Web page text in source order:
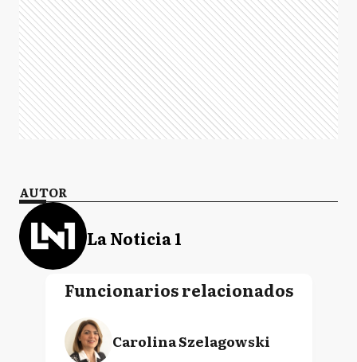
AUTOR
La Noticia 1
Funcionarios relacionados
Carolina Szelagowski